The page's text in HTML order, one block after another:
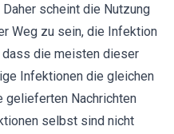
Daher scheint die Nutzung
Weg zu sein, die Infektion
dass die meisten dieser
Infektionen die gleichen
gelieferten Nachrichten
selbst sind nicht